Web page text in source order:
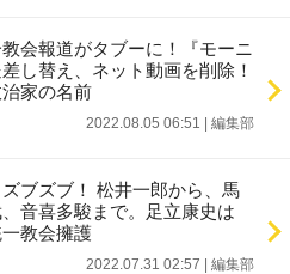
会報道がタブーに！『モーニ
し替え、ネット動画を削除！
家の名前
2022.08.05 06:51 編集部
ブズブ！ 松井一郎から、馬
音喜多駿まで。足立康史は
一教会擁護
2022.07.31 02:57 編集部